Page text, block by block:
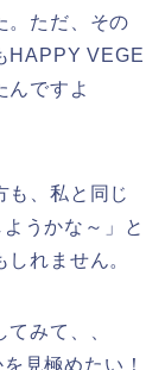
。ただ、その
HAPPY VEGE
んですよ
も、私と同じ
うかな～」と
れません。
みて、、
見極めたい！